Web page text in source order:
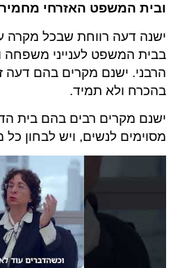
ובית המשפט האזרחי
ישנה דעה רווחת שבכל מקרה
בבית המשפט לענייני משפחה
הרבני. ישנם מקרים בהם דעה
בהכרח ולא תמיד.
ישנם מקרים רבים בהם בית
מסוימים לנשים, ויש לבחון כל